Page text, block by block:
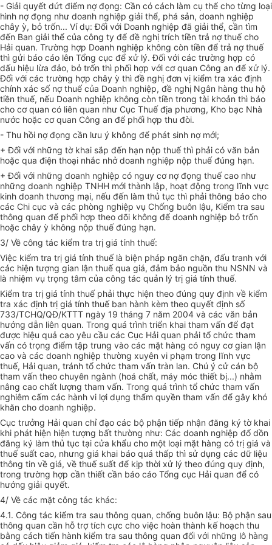
- Giải quyết dứt điểm nợ đọng: Cần có cách làm cụ thể cho từng loại
hình nợ đọng như doanh nghiệp giải thể, phá sản, doanh nghiệp
chây ỳ, bỏ trốn... Ví dụ: Đối với Doanh nghiệp đã giải thể, cần tìm
đến Ban giải thể của công ty để đề nghị trích tiền trả nợ thuế cho
Hải quan. Trường hợp Doanh nghiệp không còn tiền để trả nợ thuế
thì gửi báo cáo lên Tổng cục để xử lý. Đối với các trường hợp có
dấu hiệu lừa đảo, bỏ trốn thì phối hợp với cơ quan Công an để xử lý.
Đối với các trường hợp chây ỳ thì đề nghị đơn vị kiểm tra xác định
chính xác số nợ thuế của Doanh nghiệp, đề nghị Ngân hàng thu hộ
tiền thuế, nếu Doanh nghiệp không còn tiền trong tài khoản thì báo
cho cơ quan có liên quan như Cục Thuế địa phương, Kho bạc Nhà
nước hoặc cơ quan Công an để phối hợp thu đòi.
- Thu hồi nợ đọng cần lưu ý không để phát sinh nợ mới;
+ Đối với những tờ khai sắp đến hạn nộp thuế thì phải có văn bản
hoặc qua điện thoại nhắc nhở doanh nghiệp nộp thuế đúng hạn.
+ Đối với những doanh nghiệp có nguy cơ nợ đọng thuế cao như
những doanh nghiệp TNHH mới thành lập, hoạt động trong lĩnh vực
kinh doanh thương mại, nếu đến làm thủ tục thì phải thông báo cho
các Chi cục và các phòng nghiệp vụ Chống buôn lậu, Kiểm tra sau
thông quan để phối hợp theo dõi không để doanh nghiệp bỏ trốn
hoặc chây ỳ không nộp thuế đúng hạn.
3/ Về công tác kiểm tra trị giá tính thuế:
Việc kiểm tra trị giá tính thuế là biện pháp ngăn chặn, đấu tranh với
các hiện tượng gian lận thuế qua giá, đảm bảo nguồn thu NSNN và
là nhiệm vụ trọng tâm của công tác quản lý trị giá tính thuế.
Kiểm tra trị giá tính thuế phải thực hiện theo đúng quy định về kiểm
tra xác định trị giá tính thuế ban hành kèm theo quyết định số
733/TCHQ/QĐ/KTTT ngày 19 tháng 7 năm 2004 và các văn bản
hướng dẫn liên quan. Trong quá trình triển khai tham vấn để đạt
được hiệu quả cao yêu cầu các Cục Hải quan phải tổ chức tham
vấn có trọng điểm tập trung vào các mặt hàng có nguy cơ gian lận
cao và các doanh nghiệp thường xuyên vi phạm trong lĩnh vực
thuế, Hải quan, tránh tổ chức tham vấn tràn lan. Chú ý cử cán bộ
tham vấn theo chuyên ngành (hoá chất, máy móc thiết bị...) nhằm
nâng cao chất lượng tham vấn. Trong quá trình tổ chức tham vấn
nghiêm cấm các hành vi lợi dụng thẩm quyền tham vấn để gây khó
khăn cho doanh nghiệp.
Cục trưởng Hải quan chỉ đạo các bộ phận tiếp nhận đăng ký tờ khai
khi phát hiện hiện tượng bất thường như: Các doanh nghiệp đổ dồn
đăng ký làm thủ tục tại cửa khẩu cho một loại mặt hàng có trị giá và
thuế suất cao, nhưng giá khai báo quá thấp thì sử dụng các dữ liệu
thông tin về giá, về thuế suất để kịp thời xử lý theo đúng quy định,
trong trường hợp cần thiết cần báo cáo Tổng cục Hải quan để có
hướng giải quyết.
4/ Về các mặt công tác khác:
4.1. Công tác kiểm tra sau thông quan, chống buôn lậu: Bộ phận sau
thông quan cần hỗ trợ tích cực cho việc hoàn thành kế hoạch thu
bằng cách tiến hành kiểm tra sau thông quan đối với những lô hàng